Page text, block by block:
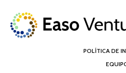
POLÍTICA DE